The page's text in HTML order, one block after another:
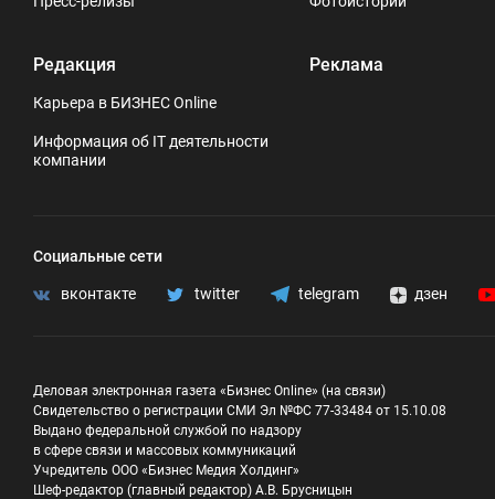
Редакция
Карьера в БИЗНЕС Online
Информация об IT деятельности
компании
Реклама
Социальные сети
вконтакте twitter telegram дзен
Деловая электронная газета «Бизнес Online» (на связи)
Свидетельство о регистрации СМИ Эл №ФС 77-33484 от 15.10.08
Выдано федеральной службой по надзору
в сфере связи и массовых коммуникаций
Учредитель ООО «Бизнес Медия Холдинг»
Шеф-редактор (главный редактор) А.В. Брусницын